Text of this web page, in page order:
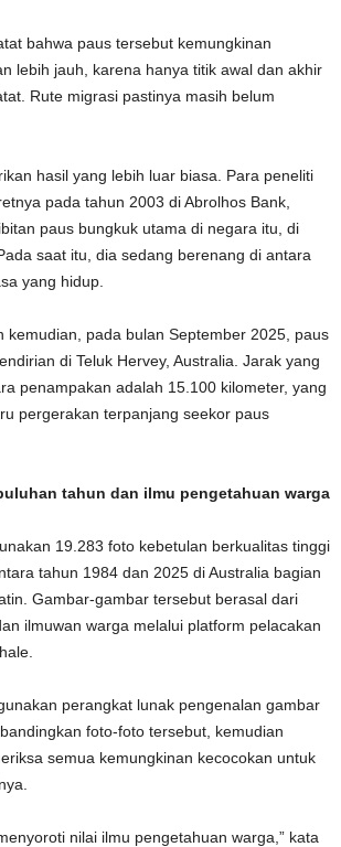
bahwa paus tersebut kemungkinan
lebih jauh, karena hanya titik awal dan akhir
Rute migrasi pastinya masih belum
hasil yang lebih luar biasa. Para peneliti
pada tahun 2003 di Abrolhos Bank,
paus bungkuk utama di negara itu, di
saat itu, dia sedang berenang di antara
yang hidup.
kemudian, pada bulan September 2025, paus
di Teluk Hervey, Australia. Jarak yang
penampakan adalah 15.100 kilometer, yang
pergerakan terpanjang seekor paus
tahun dan ilmu pengetahuan warga
19.283 foto kebetulan berkualitas tinggi
tahun 1984 dan 2025 di Australia bagian
Gambar-gambar tersebut berasal dari
ilmuwan warga melalui platform pelacakan
perangkat lunak pengenalan gambar
foto-foto tersebut, kemudian
semua kemungkinan kecocokan untuk
nilai ilmu pengetahuan warga,” kata